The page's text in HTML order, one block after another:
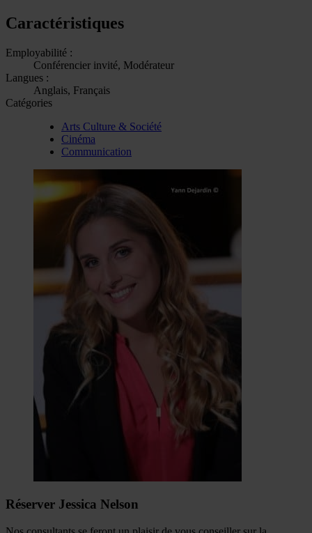
Caractéristiques
Employabilité :
Conférencier invité, Modérateur
Langues :
Anglais, Français
Catégories
Arts Culture & Société
Cinéma
Communication
Réserver Jessica Nelson